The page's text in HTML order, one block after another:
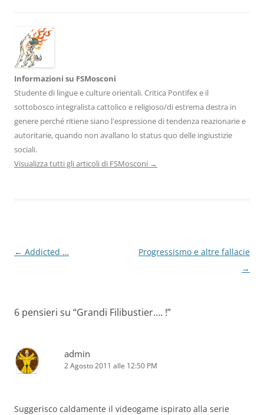
Informazioni su FSMosconi
Studente di lingue e culture orientali. Critica Pontifex e il
sottobosco integralista cattolico e religioso/di estrema destra in
genere perché ritiene siano l'espressione di tendenza reazionarie e
autoritarie, quando non avallano lo status quo delle ingiustizie
sociali.
Visualizza tutti gli articoli di FSMosconi →
Navigazione
← Addicted …
Progressismo e altre fallacie
→
6 pensieri su “Grandi Filibustier…. !”
admin
2 Agosto 2011 alle 12:50 PM
Suggerisco caldamente il videogame ispirato alla serie